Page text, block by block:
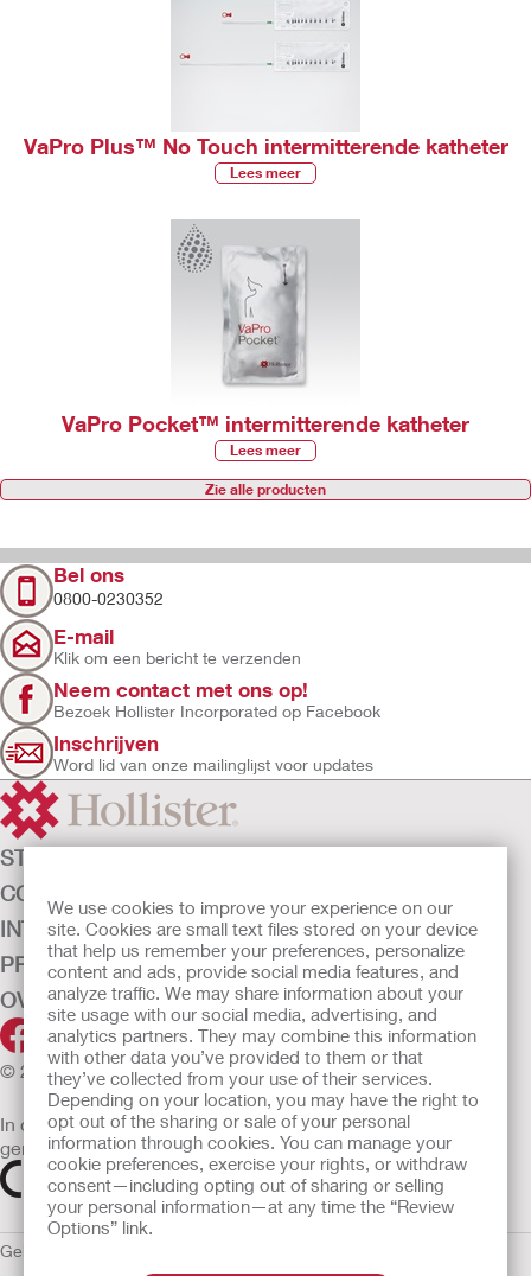
We use cookies to improve your experience on our
site. Cookies are small text files stored on your device
that help us remember your preferences, personalize
content and ads, provide social media features, and
analyze traffic. We may share information about your
site usage with our social media, advertising, and
analytics partners. They may combine this information
with other data you’ve provided to them or that
they’ve collected from your use of their services.
Depending on your location, you may have the right to
opt out of the sharing or sale of your personal
information through cookies. You can manage your
cookie preferences, exercise your rights, or withdraw
consent—including opting out of sharing or selling
your personal information—at any time the “Review
Options” link.
VaPro Plus™ No Touch intermitterende katheter
Lees meer
VaPro Pocket™ intermitterende katheter
Lees meer
Zie alle producten
Bel ons
0800-0230352
E-mail
Klik om een bericht te verzenden
Neem contact met ons op!
Bezoek Hollister Incorporated op Facebook
Inschrijven
Word lid van onze mailinglijst voor updates
STOMAZORG
CONTINENTIEZORG
INTENSIEVE ZORG
PRODUCTEN
OVER ONS
© 2026 Hollister Incorporated
In de EU verkochte medische hulpmiddelen dienen
gemarkeerd te zijn met een van de volgende symbolen
Gebruiksvoorwaarden